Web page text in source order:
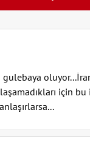
için